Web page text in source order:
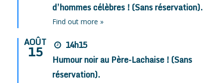
d’hommes célèbres ! (Sans réservation).
Find out more »
AOÛT
15
14h15
Humour noir au Père-Lachaise ! (Sans
réservation).